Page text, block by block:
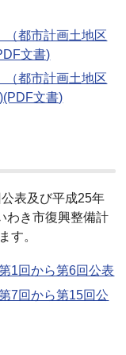
都市計画土地区
文書)
都市計画土地区
文書)
表及び平成25年
わき市復興整備計
す。
1回から第6回公表
7回から第15回公